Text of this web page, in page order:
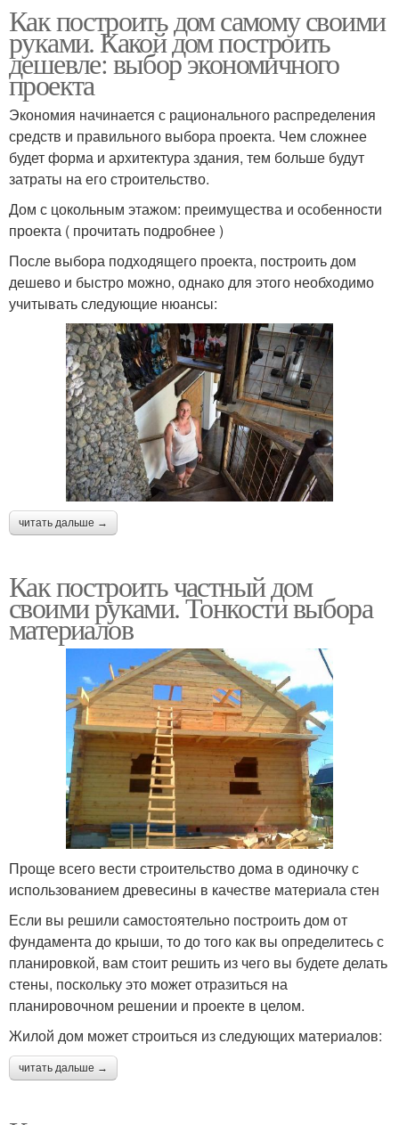
Как построить дом самому своими
руками. Какой дом построить
дешевле: выбор экономичного
проекта
Экономия начинается с рационального распределения
средств и правильного выбора проекта. Чем сложнее
будет форма и архитектура здания, тем больше будут
затраты на его строительство.
Дом с цокольным этажом: преимущества и особенности
проекта ( прочитать подробнее )
После выбора подходящего проекта, построить дом
дешево и быстро можно, однако для этого необходимо
учитывать следующие нюансы:
читать дальше →
Как построить частный дом
своими руками. Тонкости выбора
материалов
Проще всего вести строительство дома в одиночку с
использованием древесины в качестве материала стен
Если вы решили самостоятельно построить дом от
фундамента до крыши, то до того как вы определитесь с
планировкой, вам стоит решить из чего вы будете делать
стены, поскольку это может отразиться на
планировочном решении и проекте в целом.
Жилой дом может строиться из следующих материалов:
читать дальше →